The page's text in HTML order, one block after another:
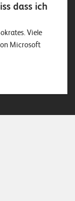
dass ich
Viele
Microsoft